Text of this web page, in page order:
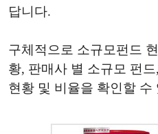
답니다.
구체적으로 소규모펀드
황, 판매사 별 소규모 펀
현황 및 비율을 확인할